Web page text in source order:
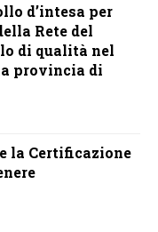
d’intesa per
Rete del
di qualità nel
provincia di
la Certificazione